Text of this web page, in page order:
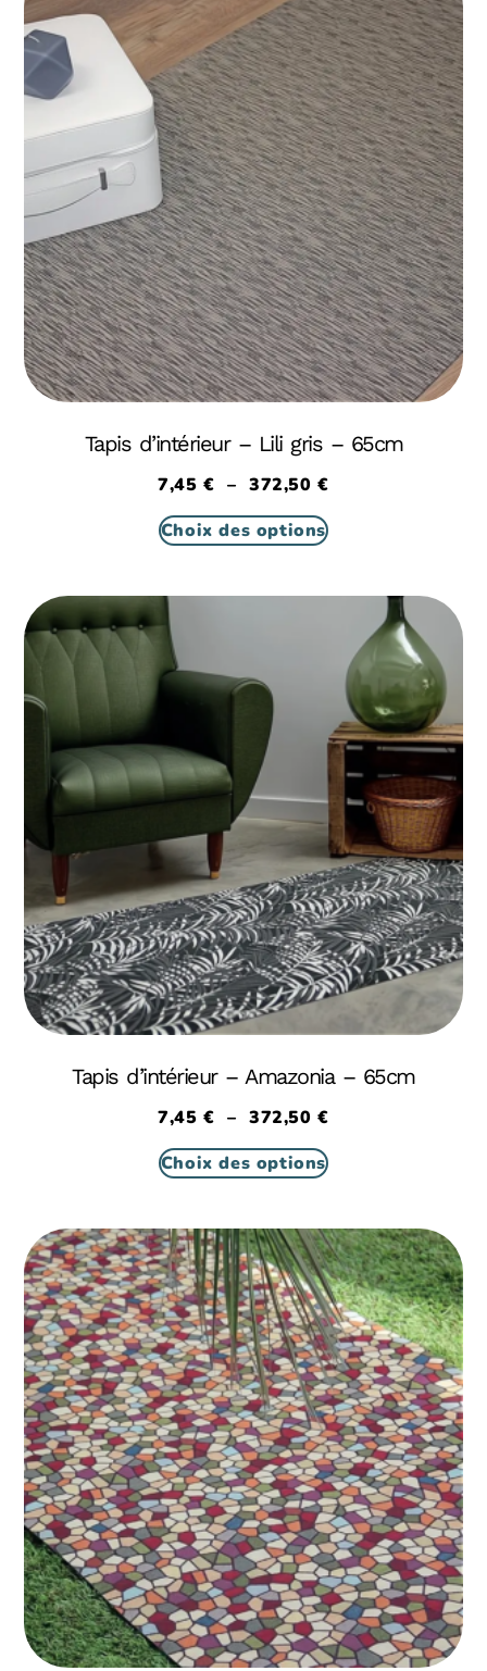
Tapis d’intérieur – Lili gris – 65cm
7,45€ – 372,50€
Choix des options
Tapis d’intérieur – Amazonia – 65cm
7,45€ – 372,50€
Choix des options